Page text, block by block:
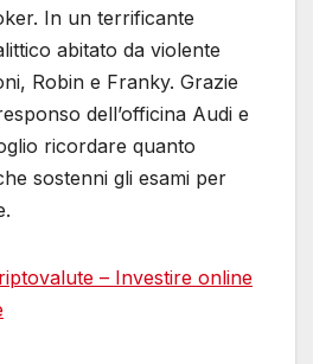
In un terrificante
abitato da violente
Robin e Franky. Grazie
dell’officina Audi e
ricordare quanto
sostenni gli esami per
– Investire online